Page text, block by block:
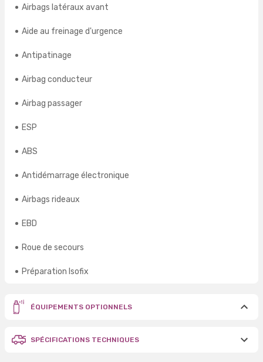
Airbags latéraux avant
Aide au freinage d'urgence
Antipatinage
Airbag conducteur
Airbag passager
ESP
ABS
Antidémarrage électronique
Airbags rideaux
EBD
Roue de secours
Préparation Isofix
ÉQUIPEMENTS OPTIONNELS
SPÉCIFICATIONS TECHNIQUES